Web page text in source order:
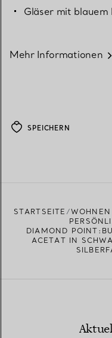
Gläser mit blauem
Mehr Informationen
SPEICHERN
STARTSEITE
DIAMOND
ACETAT IN